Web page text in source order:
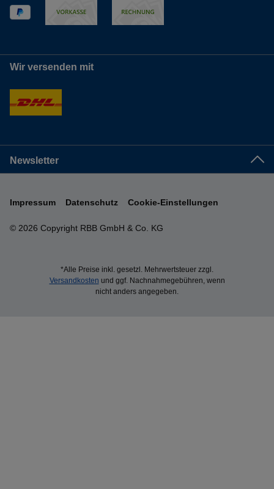
Wir versenden mit
Newsletter
© 2026 Copyright RBB GmbH & Co. KG
Impressum Datenschutz Cookie-Einstellungen
*Alle Preise inkl. gesetzl. Mehrwertsteuer zzgl.
Versandkosten und ggf. Nachnahmegebühren, wenn
nicht anders angegeben.